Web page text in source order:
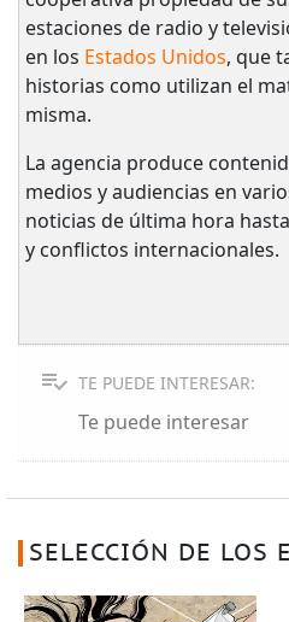
estaciones de radio y
en los Estados Unidos, que
historias como utilizan el
misma.
La agencia produce
medios y audiencias en
noticias de última hora
y conflictos internacionales.
TE PUEDE INTERESAR:
Te puede interesar
SELECCIÓN DE LOS